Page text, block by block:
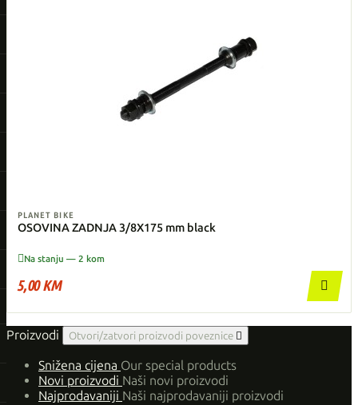
PLANET BIKE
OSOVINA ZADNJA 3/8X175 mm black
Na stanju — 2 kom
5,00 KM 
Proizvodi Otvori/zatvori proizvodi poveznice 
Snižena cijena Our special products
Novi proizvodi Naši novi proizvodi
Najprodavaniji Naši najprodavaniji proizvodi